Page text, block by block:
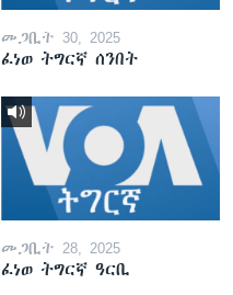
መጋቢት 30, 2025
ፈነወ ትግርኛ ሰንበት
መጋቢት 28, 2025
ፈነወ ትግርኛ ዓርቢ